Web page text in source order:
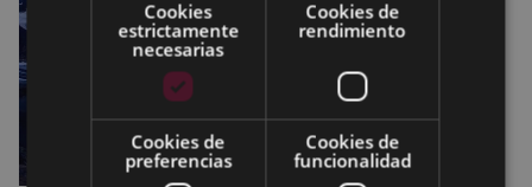
Cookies
estrictamente
necesarias
Cookies de
rendimiento
Cookies de
preferencias
Cookies de
funcionalidad